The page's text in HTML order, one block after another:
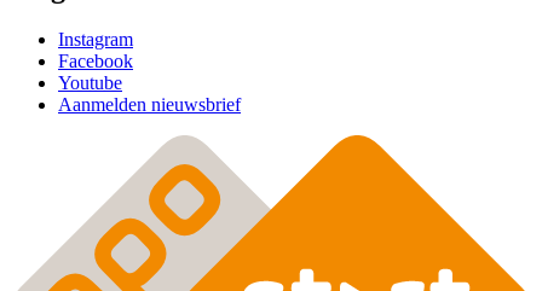
Instagram
Facebook
Youtube
Aanmelden nieuwsbrief